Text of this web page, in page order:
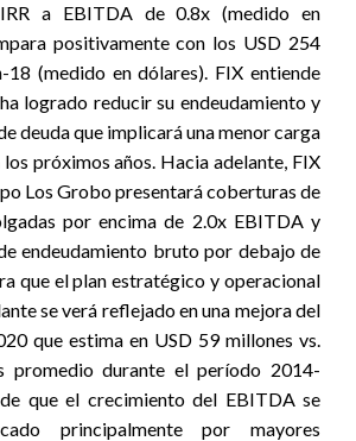
a EBITDA de 0.8x (medido en
positivamente con los USD 254
(medido en dólares). FIX entiende
logrado reducir su endeudamiento y
deuda que implicará una menor carga
próximos años. Hacia adelante, FIX
Los Grobo presentará coberturas de
por encima de 2.0x EBITDA y
endeudamiento bruto por debajo de
que el plan estratégico y operacional
se verá reflejado en una mejora del
que estima en USD 59 millones vs.
promedio durante el período 2014-
que el crecimiento del EBITDA se
principalmente por mayores